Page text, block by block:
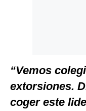
“Vemos
extorsiones.
coger este